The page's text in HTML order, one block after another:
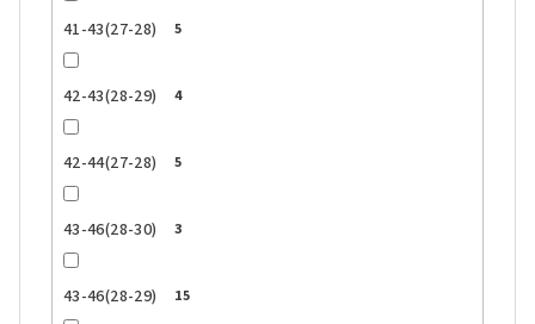
41-43(27-28) 5
42-43(28-29) 4
42-44(27-28) 5
43-46(28-30) 3
43-46(28-29) 15